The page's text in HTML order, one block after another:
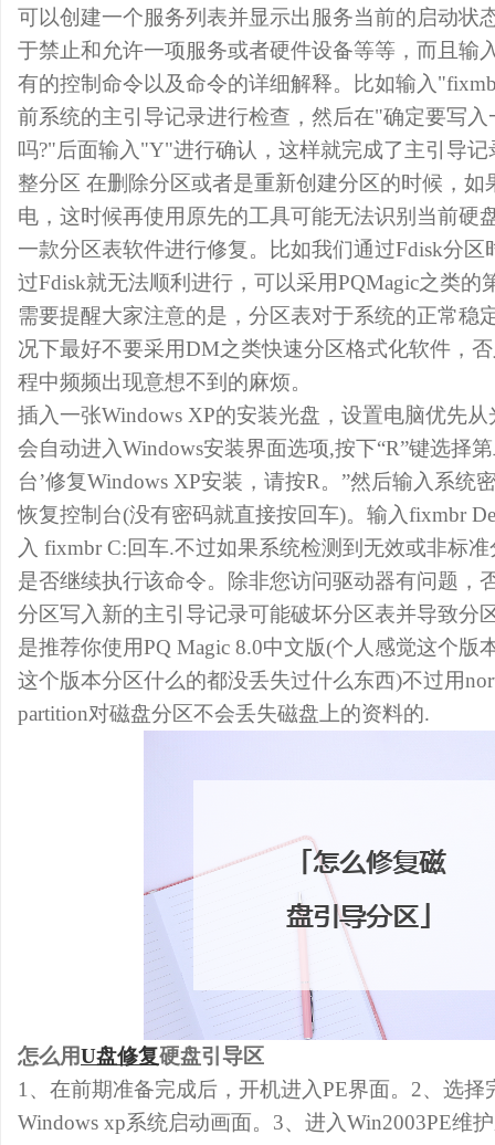
可以创建一个服务列表并显示出服务当前的启动状
于禁止和允许一项服务或者硬件设备等等，而且输
有的控制命令以及命令的详细解释。比如输入
前系统的主引导记录进行检查，然后在"确定要写
吗?"后面输入"Y"进行确认，这样就完成了主引导
整分区 在删除分区或者是重新创建分区的时候，如
电，这时候再使用原先的工具可能无法识别当前硬
一款分区表软件进行修复。比如我们通过Fdisk分
过Fdisk就无法顺利进行，可以采用PQMagic之类的
需要提醒大家注意的是，分区表对于系统的正常稳
况下最好不要采用DM之类快速分区格式化软件，
程中频频出现意想不到的麻烦。
插入一张Windows XP的安装光盘，设置电脑优先
会自动进入Windows安装界面选项,按下“R”键选择
台’修复Windows XP安装，请按R。”然后输入系统
恢复控制台(没有密码就直接按回车)。输入fixmbr
入 fixmbr C:回车.不过如果系统检测到无效或非标
是否继续执行该命令。除非您访问驱动器有问题，
分区写入新的主引导记录可能破坏分区表并导致分
是推荐你使用PQ Magic 8.0中文版(个人感觉这个版
这个版本分区什么的都没丢失过什么东西)不过用
partition对磁盘分区不会丢失磁盘上的资料的.
怎么用U盘修复硬盘引导区
1、在前期准备完成后，开机进入PE界面。2、选
Windows xp系统启动画面。3、进入Win2003PE维